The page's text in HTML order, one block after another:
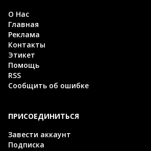
О Нас
Главная
Реклама
Контакты
Этикет
Помощь
RSS
Сообщить об ошибке
ПРИСОЕДИНИТЬСЯ
Завести аккаунт
Подписка